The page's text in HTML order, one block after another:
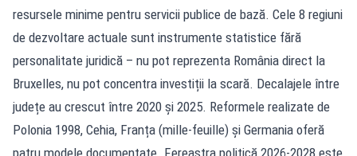
resursele minime pentru servicii publice de bază. Cele 8 regiuni
de dezvoltare actuale sunt instrumente statistice fără
personalitate juridică – nu pot reprezenta România direct la
Bruxelles, nu pot concentra investiții la scară. Decalajele între
județe au crescut între 2020 și 2025. Reformele realizate de
Polonia 1998, Cehia, Franța (mille-feuille) și Germania oferă
patru modele documentate. Fereastra politică 2026-2028 este